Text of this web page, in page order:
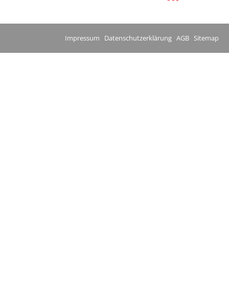
Impressum Datenschutzerklärung AGB Sitemap